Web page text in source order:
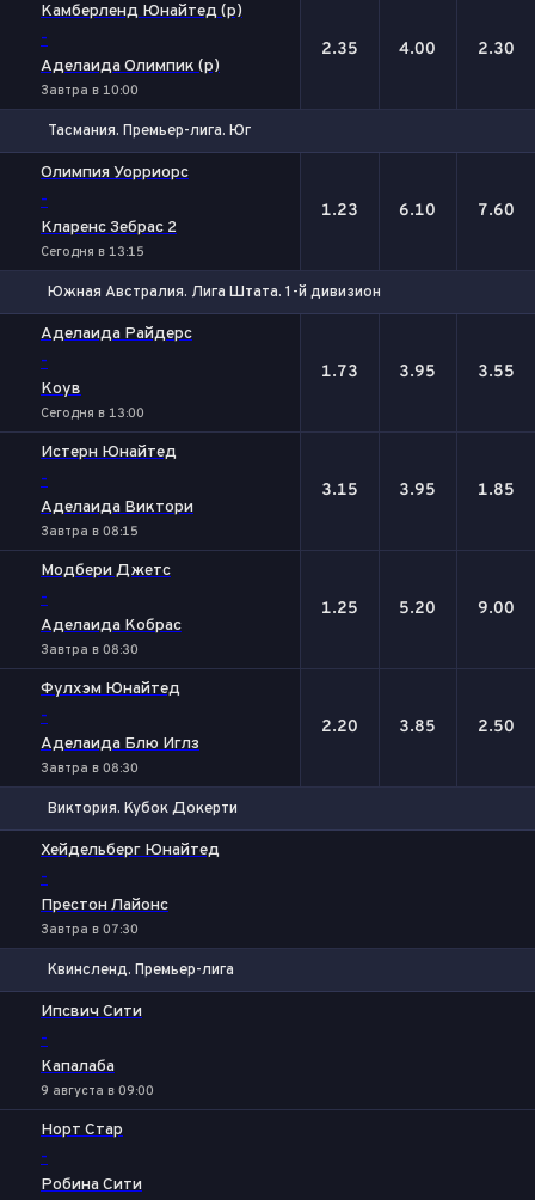
Камберленд Юнайтед (р)
-
Аделаида Олимпик (р)
Завтра в 10:00
2.35 4.00 2.30
Тасмания. Премьер-лига. Юг
Олимпия Уорриорс
-
Кларенс Зебрас 2
Сегодня в 13:15
1.23 6.10 7.60
Южная Австралия. Лига Штата. 1-й дивизион
Аделаида Райдерс
-
Коув
Сегодня в 13:00
1.73 3.95 3.55
Истерн Юнайтед
-
Аделаида Виктори
Завтра в 08:15
3.15 3.95 1.85
Модбери Джетс
-
Аделаида Кобрас
Завтра в 08:30
1.25 5.20 9.00
Фулхэм Юнайтед
-
Аделаида Блю Иглз
Завтра в 08:30
2.20 3.85 2.50
Виктория. Кубок Докерти
Хейдельберг Юнайтед
-
Престон Лайонс
Завтра в 07:30
Квинсленд. Премьер-лига
Ипсвич Сити
-
Капалаба
9 августа в 09:00
Норт Стар
-
Робина Сити